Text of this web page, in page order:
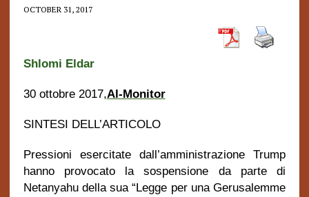
OCTOBER 31, 2017
Shlomi Eldar
30 ottobre 2017,Al-Monitor
SINTESI DELL’ARTICOLO
Pressioni esercitate dall’amministrazione Trump
hanno provocato la sospensione da parte di
Netanyahu della sua “Legge per una Gerusalemme